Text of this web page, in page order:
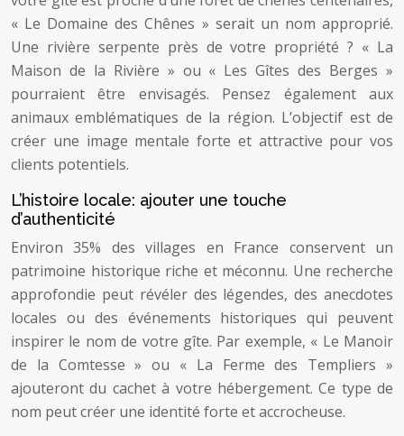
« Le Domaine des Chênes » serait un nom approprié.
Une rivière serpente près de votre propriété ? « La
Maison de la Rivière » ou « Les Gîtes des Berges »
pourraient être envisagés. Pensez également aux
animaux emblématiques de la région. L’objectif est de
créer une image mentale forte et attractive pour vos
clients potentiels.
L’histoire locale: ajouter une touche
d’authenticité
Environ 35% des villages en France conservent un
patrimoine historique riche et méconnu. Une recherche
approfondie peut révéler des légendes, des anecdotes
locales ou des événements historiques qui peuvent
inspirer le nom de votre gîte. Par exemple, « Le Manoir
de la Comtesse » ou « La Ferme des Templiers »
ajouteront du cachet à votre hébergement. Ce type de
nom peut créer une identité forte et accrocheuse.